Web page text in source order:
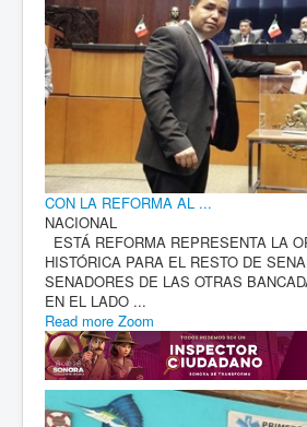
CON LA REFORMA AL ...
NACIONAL
ESTÁ REFORMA REPRESENTA LA
HISTÓRICA PARA EL RESTO DE
SENADORES DE LAS OTRAS
EN EL LADO ...
Read more Zoom